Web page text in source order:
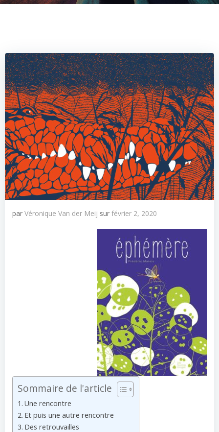
par Véronique Van der Meij sur février 2, 2020
Sommaire de l'article
Une rencontre
Et puis une autre rencontre
Des retrouvailles